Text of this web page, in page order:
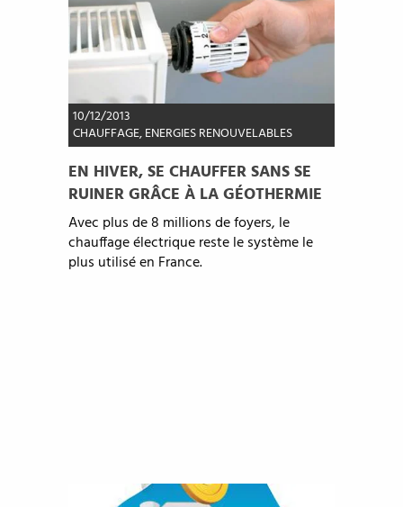
10/12/2013
CHAUFFAGE,ENERGIES RENOUVELABLES
EN HIVER, SE CHAUFFER SANS SE
RUINER GRÂCE À LA GÉOTHERMIE
Avec plus de 8 millions de foyers, le
chauffage électrique reste le système le
plus utilisé en France.